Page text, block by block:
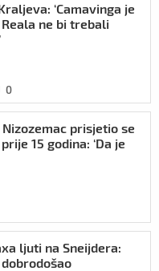
‘Camavinga je
ne bi trebali
0
prisjetio se
15 godina: ‘Da je
ljuti na Sneijdera: